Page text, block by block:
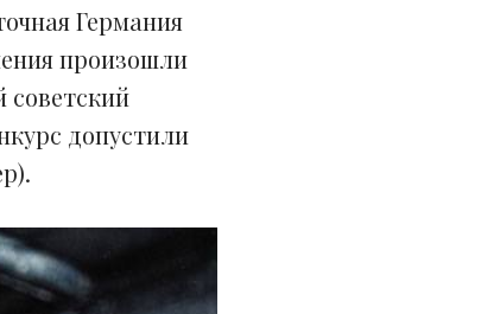
Германия
произошли
советский
допустили